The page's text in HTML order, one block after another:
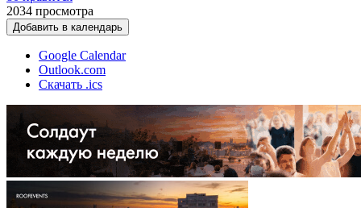
2034 просмотра
Добавить в календарь
Google Calendar
Outlook.com
Скачать .ics